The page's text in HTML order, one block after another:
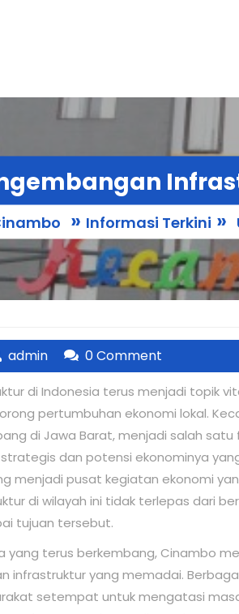
» Informasi Terkini »
adminadmin0 Comment
di Indonesia terus menjadi topik
pertumbuhan ekonomi lokal.
di Jawa Barat, menjadi salah
dan potensi ekonominya
menjadi pusat kegiatan ekonomi
di wilayah ini tidak terlepas dari
tujuan tersebut.
yang terus berkembang, Cinambo
infrastruktur yang memadai.
setempat untuk mengatasi